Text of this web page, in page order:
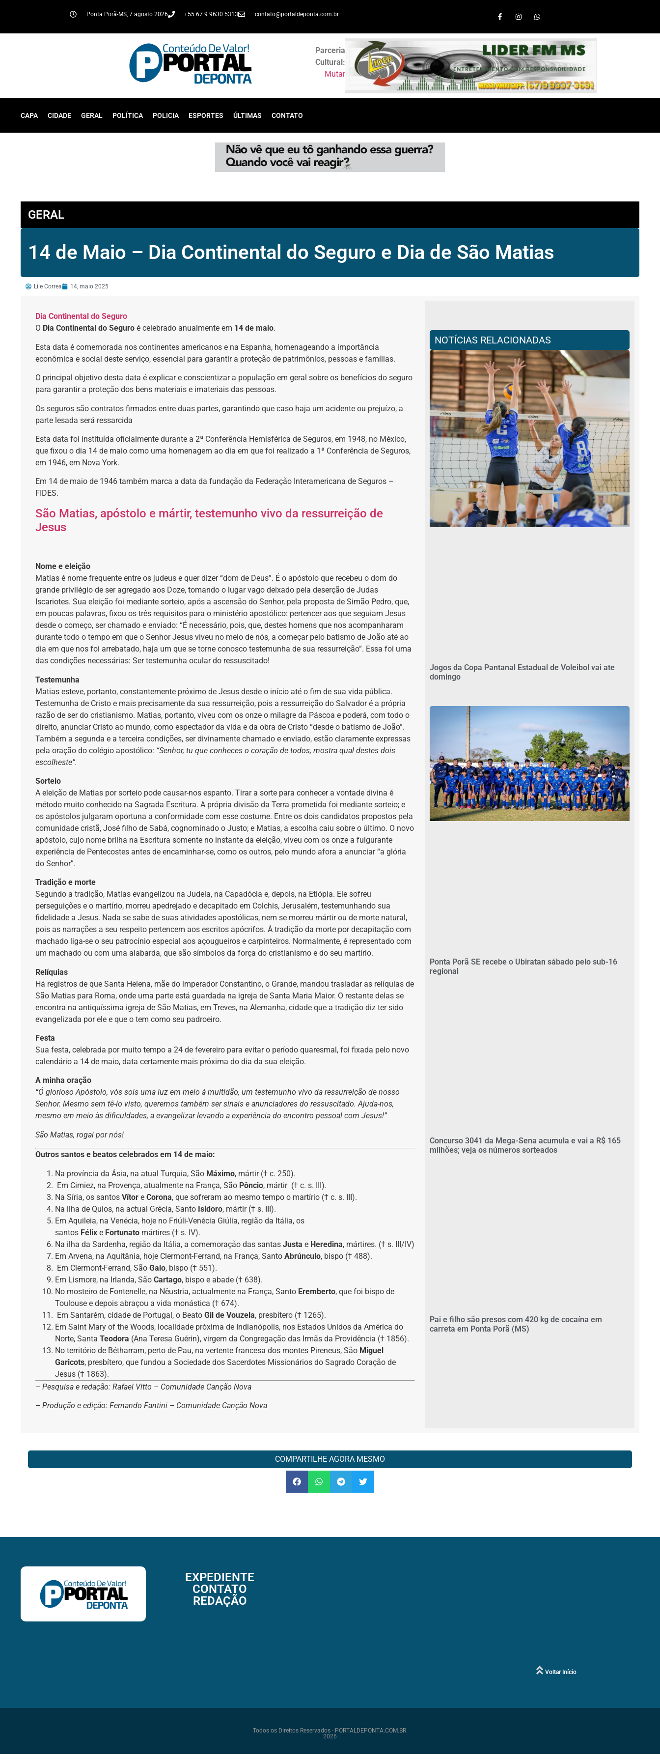
Ponta Porã-MS, 7 agosto 2026 +55 67 9 9630 5313 contato@portaldeponta.com.br
Parceria
Cultural:
Mutar
CAPA CIDADE GERAL POLÍTICA POLICIA ESPORTES ÚLTIMAS CONTATO
GERAL
14 de Maio – Dia Continental do Seguro e Dia de São Matias
Lile Correa 14, maio 2025
Dia Continental do Seguro
O Dia Continental do Seguro é celebrado anualmente em 14 de maio.
Esta data é comemorada nos continentes americanos e na Espanha, homenageando a importância
econômica e social deste serviço, essencial para garantir a proteção de patrimônios, pessoas e famílias.
O principal objetivo desta data é explicar e conscientizar a população em geral sobre os benefícios do seguro
para garantir a proteção dos bens materiais e imateriais das pessoas.
Os seguros são contratos firmados entre duas partes, garantindo que caso haja um acidente ou prejuízo, a
parte lesada será ressarcida
Esta data foi instituída oficialmente durante a 2ª Conferência Hemisférica de Seguros, em 1948, no México,
que fixou o dia 14 de maio como uma homenagem ao dia em que foi realizado a 1ª Conferência de Seguros,
em 1946, em Nova York.
Em 14 de maio de 1946 também marca a data da fundação da Federação Interamericana de Seguros –
FIDES.
São Matias, apóstolo e mártir, testemunho vivo da ressurreição de
Jesus
Nome e eleição
Matias é nome frequente entre os judeus e quer dizer “dom de Deus”. É o apóstolo que recebeu o dom do
grande privilégio de ser agregado aos Doze, tomando o lugar vago deixado pela deserção de Judas
Iscariotes. Sua eleição foi mediante sorteio, após a ascensão do Senhor, pela proposta de Simão Pedro, que,
em poucas palavras, fixou os três requisitos para o ministério apostólico: pertencer aos que seguiam Jesus
desde o começo, ser chamado e enviado: “É necessário, pois, que, destes homens que nos acompanharam
durante todo o tempo em que o Senhor Jesus viveu no meio de nós, a começar pelo batismo de João até ao
dia em que nos foi arrebatado, haja um que se torne conosco testemunha de sua ressurreição”. Essa foi uma
das condições necessárias: Ser testemunha ocular do ressuscitado!
Testemunha
Matias esteve, portanto, constantemente próximo de Jesus desde o início até o fim de sua vida pública.
Testemunha de Cristo e mais precisamente da sua ressurreição, pois a ressurreição do Salvador é a própria
razão de ser do cristianismo. Matias, portanto, viveu com os onze o milagre da Páscoa e poderá, com todo o
direito, anunciar Cristo ao mundo, como espectador da vida e da obra de Cristo “desde o batismo de João”.
Também a segunda e a terceira condições, ser divinamente chamado e enviado, estão claramente expressas
pela oração do colégio apostólico: “Senhor, tu que conheces o coração de todos, mostra qual destes dois
escolheste”.
Sorteio
A eleição de Matias por sorteio pode causar-nos espanto. Tirar a sorte para conhecer a vontade divina é
método muito conhecido na Sagrada Escritura. A própria divisão da Terra prometida foi mediante sorteio; e
os apóstolos julgaram oportuna a conformidade com esse costume. Entre os dois candidatos propostos pela
comunidade cristã, José filho de Sabá, cognominado o Justo; e Matias, a escolha caiu sobre o último. O novo
apóstolo, cujo nome brilha na Escritura somente no instante da eleição, viveu com os onze a fulgurante
experiência de Pentecostes antes de encaminhar-se, como os outros, pelo mundo afora a anunciar “a glória
do Senhor”.
Tradição e morte
Segundo a tradição, Matias evangelizou na Judeia, na Capadócia e, depois, na Etiópia. Ele sofreu
perseguições e o martírio, morreu apedrejado e decapitado em Colchis, Jerusalém, testemunhando sua
fidelidade a Jesus. Nada se sabe de suas atividades apostólicas, nem se morreu mártir ou de morte natural,
pois as narrações a seu respeito pertencem aos escritos apócrifos. À tradição da morte por decapitação com
machado liga-se o seu patrocínio especial aos açougueiros e carpinteiros. Normalmente, é representado com
um machado ou com uma alabarda, que são símbolos da força do cristianismo e do seu martírio.
Relíquias
Há registros de que Santa Helena, mãe do imperador Constantino, o Grande, mandou trasladar as relíquias de
São Matias para Roma, onde uma parte está guardada na igreja de Santa Maria Maior. O restante delas se
encontra na antiquíssima igreja de São Matias, em Treves, na Alemanha, cidade que a tradição diz ter sido
evangelizada por ele e que o tem como seu padroeiro.
Festa
Sua festa, celebrada por muito tempo a 24 de fevereiro para evitar o período quaresmal, foi fixada pelo novo
calendário a 14 de maio, data certamente mais próxima do dia da sua eleição.
A minha oração
“Ó glorioso Apóstolo, vós sois uma luz em meio à multidão, um testemunho vivo da ressurreição de nosso
Senhor. Mesmo sem tê-lo visto, queremos também ser sinais e anunciadores do ressuscitado. Ajuda-nos,
mesmo em meio às dificuldades, a evangelizar levando a experiência do encontro pessoal com Jesus!”
São Matias, rogai por nós!
Outros santos e beatos celebrados em 14 de maio:
Na província da Ásia, na atual Turquia, São Máximo, mártir († c. 250).
Em Cimiez, na Provença, atualmente na França, São Pôncio, mártir († c. s. III).
Na Síria, os santos Vítor e Corona, que sofreram ao mesmo tempo o martírio († c. s. III).
Na ilha de Quios, na actual Grécia, Santo Isidoro, mártir († s. III).
Em Aquileia, na Venécia, hoje no Friúli-Venécia Giúlia, região da Itália, os
santos Félix e Fortunato mártires († s. IV).
Na ilha da Sardenha, região da Itália, a comemoração das santas Justa e Heredina, mártires. († s. III/IV)
Em Arvena, na Aquitânia, hoje Clermont-Ferrand, na França, Santo Abrúnculo, bispo († 488).
Em Clermont-Ferrand, São Galo, bispo († 551).
Em Lismore, na Irlanda, São Cartago, bispo e abade († 638).
No mosteiro de Fontenelle, na Nêustria, actualmente na França, Santo Eremberto, que foi bispo de
Toulouse e depois abraçou a vida monástica († 674).
Em Santarém, cidade de Portugal, o Beato Gil de Vouzela, presbítero († 1265).
Em Saint Mary of the Woods, localidade próxima de Indianópolis, nos Estados Unidos da América do
Norte, Santa Teodora (Ana Teresa Guérin), virgem da Congregação das Irmãs da Providência († 1856).
No território de Bétharram, perto de Pau, na vertente francesa dos montes Pireneus, São Miguel
Garicots, presbítero, que fundou a Sociedade dos Sacerdotes Missionários do Sagrado Coração de
Jesus († 1863).
– Pesquisa e redação: Rafael Vitto – Comunidade Canção Nova
– Produção e edição: Fernando Fantini – Comunidade Canção Nova
NOTÍCIAS RELACIONADAS
Jogos da Copa Pantanal Estadual de Voleibol vai ate
domingo
Ponta Porã SE recebe o Ubiratan sábado pelo sub-16
regional
Concurso 3041 da Mega-Sena acumula e vai a R$ 165
milhões; veja os números sorteados
Pai e filho são presos com 420 kg de cocaína em
carreta em Ponta Porã (MS)
COMPARTILHE AGORA MESMO
EXPEDIENTE
CONTATO
REDAÇÃO
Voltar Início
Todos os Direitos Reservados - PORTALDEPONTA.COM.BR.
2026